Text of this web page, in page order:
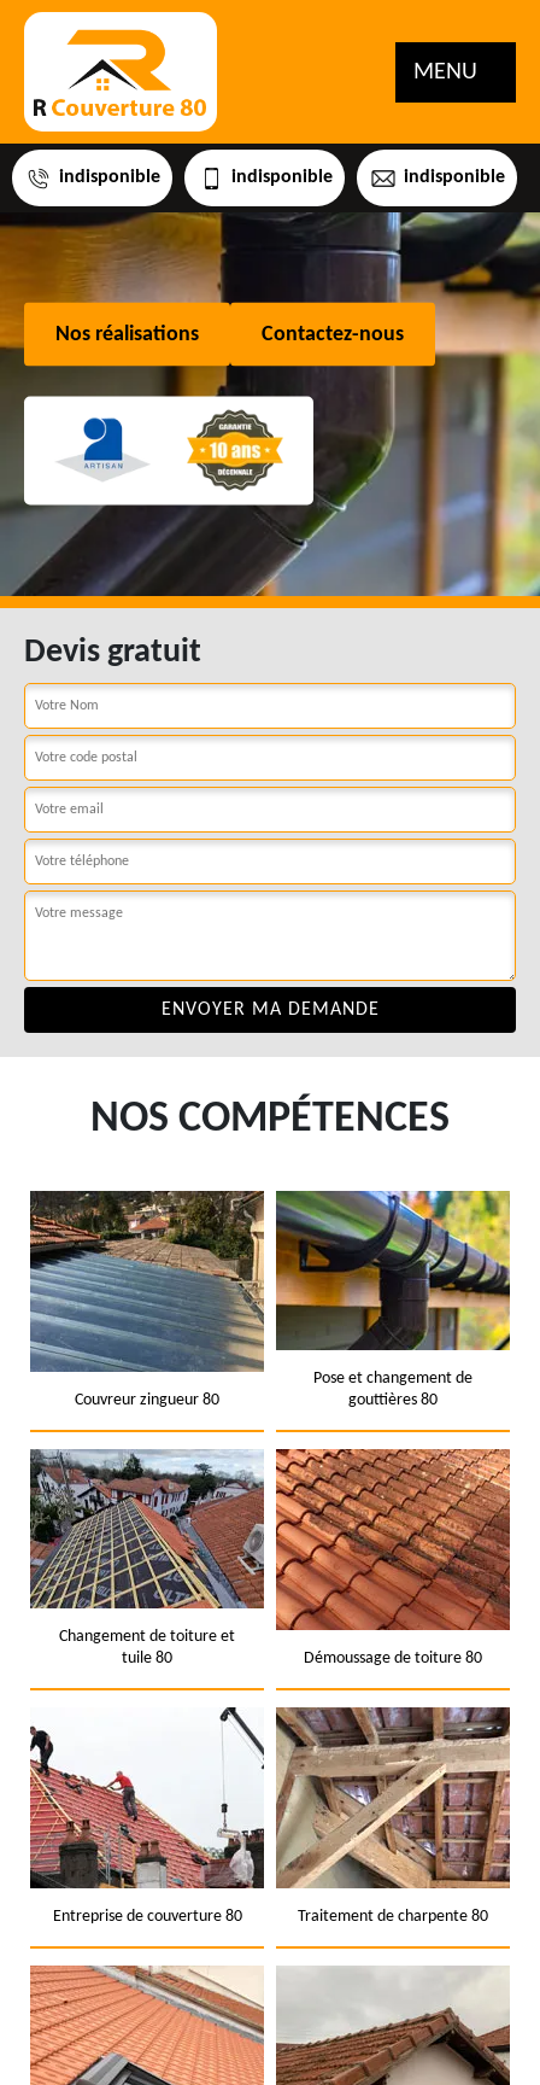
MENU
indisponible indisponible indisponible
Nos réalisations Contactez-nous
Devis gratuit
NOS COMPÉTENCES
Couvreur zingueur 80
Pose et changement de
gouttières 80
Changement de toiture et
tuile 80
Démoussage de toiture 80
Entreprise de couverture 80 Traitement de charpente 80